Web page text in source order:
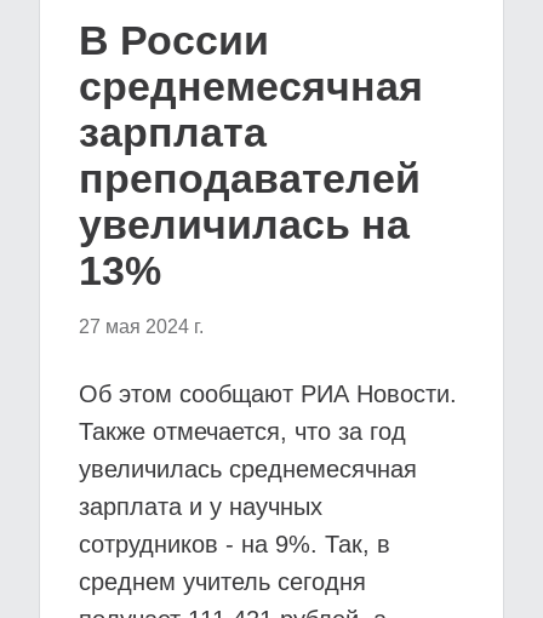
В России
среднемесячная
зарплата
преподавателей
увеличилась на
13%
27 мая 2024 г.
Об этом сообщают РИА Новости.
Также отмечается, что за год
увеличилась среднемесячная
зарплата и у научных
сотрудников - на 9%. Так, в
среднем учитель сегодня